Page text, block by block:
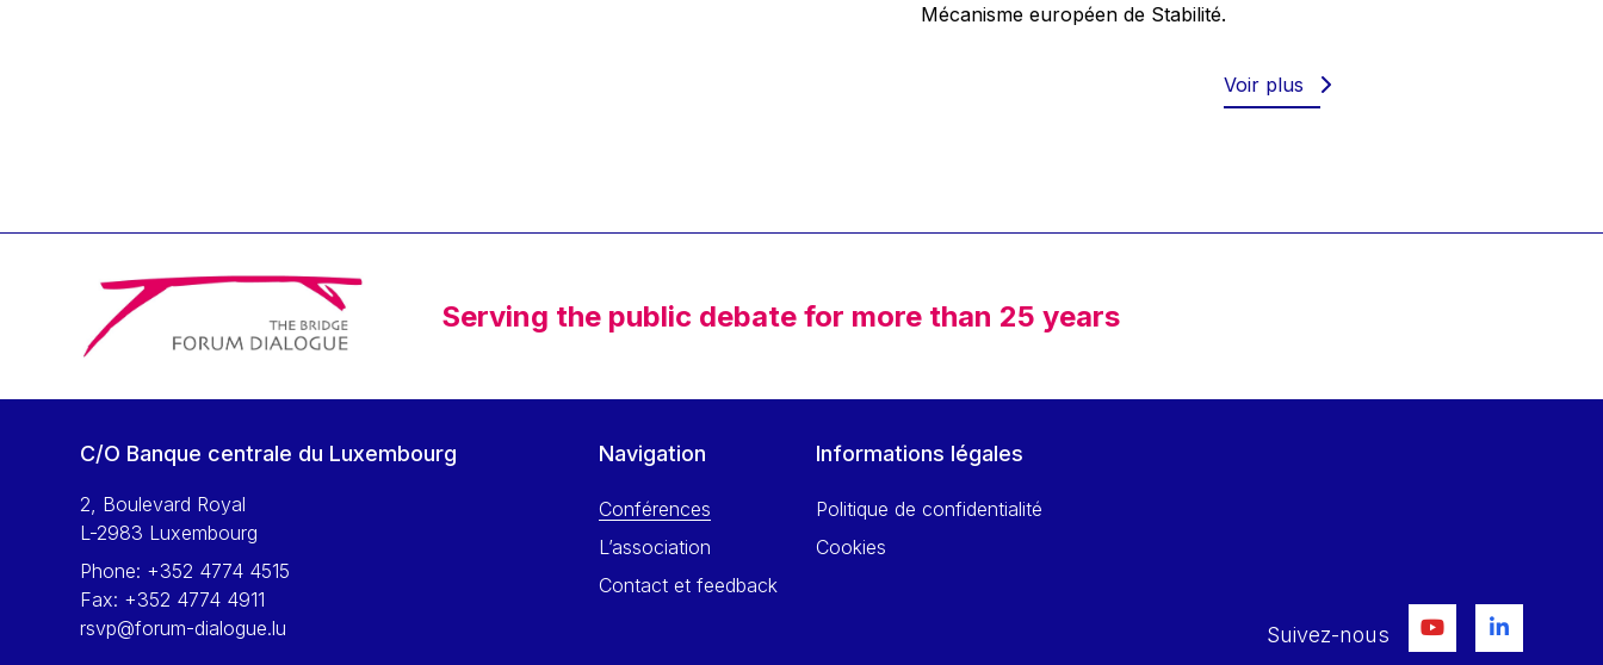
Mécanisme européen de Stabilité.
Voir plus
Serving the public debate for more than 25 years
C/O Banque centrale du Luxembourg
2, Boulevard Royal
L-2983 Luxembourg
Phone: +352 4774 4515
Fax: +352 4774 4911
rsvp@forum-dialogue.lu
Navigation
Conférences
L’association
Contact et feedback
Informations légales
Politique de confidentialité
Cookies
Suivez-nous